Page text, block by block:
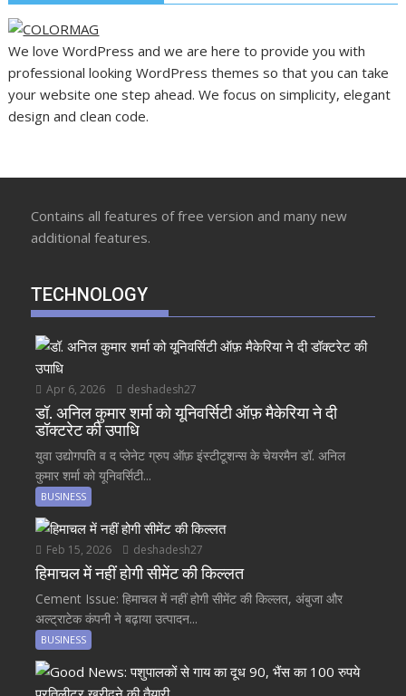
We love WordPress and we are here to provide you with
professional looking WordPress themes so that you can take
your website one step ahead. We focus on simplicity, elegant
design and clean code.
Contains all features of free version and many new
additional features.
TECHNOLOGY
Apr 6, 2026 deshadesh27
डॉ. अनिल कुमार शर्मा को यूनिवर्सिटी ऑफ़ मैकेरिया ने दी
डॉक्टरेट की उपाधि
युवा उद्योगपति व द प्लेनेट ग्रुप ऑफ़ इंस्टीटूशन्स के चेयरमैन डॉ. अनिल
कुमार शर्मा को यूनिवर्सिटी...
BUSINESS
Feb 15, 2026 deshadesh27
हिमाचल में नहीं होगी सीमेंट की किल्लत
Cement Issue: हिमाचल में नहीं होगी सीमेंट की किल्लत, अंबुजा और
अल्ट्राटेक कंपनी ने बढ़ाया उत्पादन...
BUSINESS